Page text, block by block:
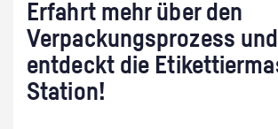
Erfahrt mehr über den
Verpackungsprozess und
entdeckt die
Station!